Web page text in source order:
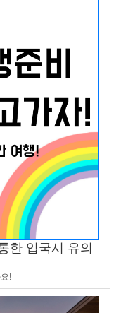
한 입국시 유의
!